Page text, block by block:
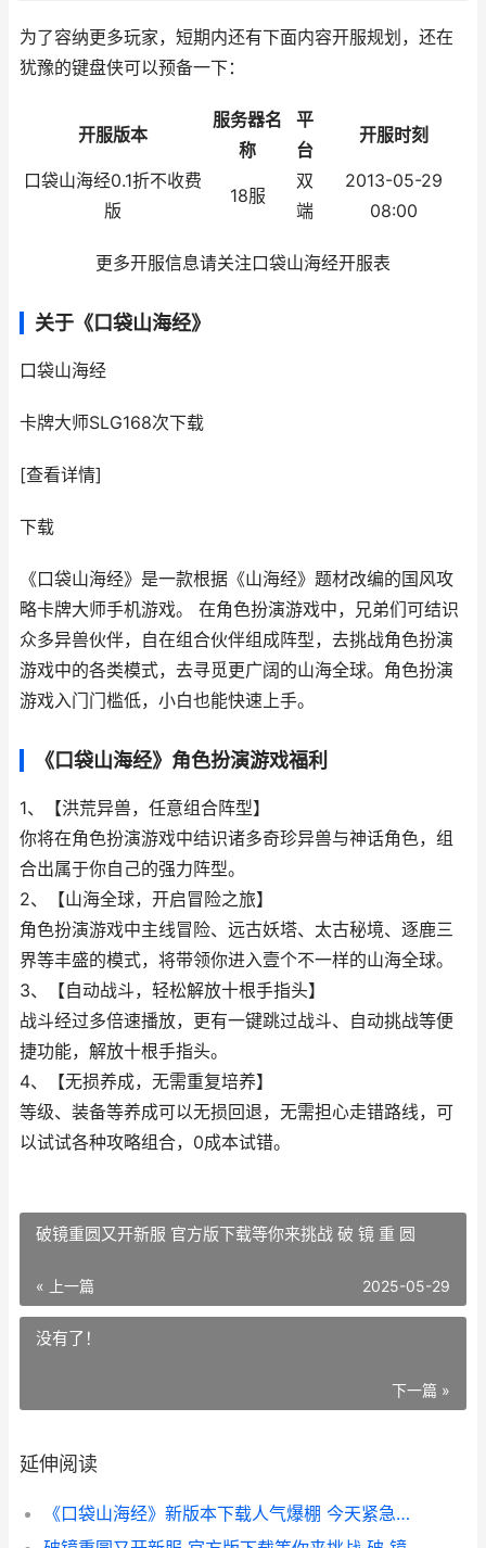
为了容纳更多玩家，短期内还有下面内容开服规划，还在
犹豫的键盘侠可以预备一下：
开服版本
服务器名
称
平
台
开服时刻
口袋山海经0.1折不收费
版
18服
双
端
2013-05-29
08:00
更多开服信息请关注口袋山海经开服表
关于《口袋山海经》
口袋山海经
卡牌大师SLG168次下载
[查看详情]
下载
《口袋山海经》是一款根据《山海经》题材改编的国风攻
略卡牌大师手机游戏。 在角色扮演游戏中，兄弟们可结识
众多异兽伙伴，自在组合伙伴组成阵型，去挑战角色扮演
游戏中的各类模式，去寻觅更广阔的山海全球。角色扮演
游戏入门门槛低，小白也能快速上手。
《口袋山海经》角色扮演游戏福利
1、【洪荒异兽，任意组合阵型】
你将在角色扮演游戏中结识诸多奇珍异兽与神话角色，组
合出属于你自己的强力阵型。
2、【山海全球，开启冒险之旅】
角色扮演游戏中主线冒险、远古妖塔、太古秘境、逐鹿三
界等丰盛的模式，将带领你进入壹个不一样的山海全球。
3、【自动战斗，轻松解放十根手指头】
战斗经过多倍速播放，更有一键跳过战斗、自动挑战等便
捷功能，解放十根手指头。
4、【无损养成，无需重复培养】
等级、装备等养成可以无损回退，无需担心走错路线，可
以试试各种攻略组合，0成本试错。
破镜重圆又开新服 官方版下载等你来挑战 破 镜 重 圆
« 上一篇 2025-05-29
没有了！
下一篇 »
延伸阅读
《口袋山海经》新版本下载人气爆棚 今天紧急加推新服 口袋山海经无限代金券